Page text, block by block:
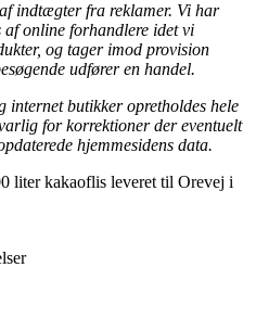
indtægter fra reklamer. Vi har
af online forhandlere idet vi
og tager imod provision
udfører en handel.
internet butikker opretholdes hele
for korrektioner der eventuelt
hjemmesidens data.
liter kakaoflis leveret til Orevej i